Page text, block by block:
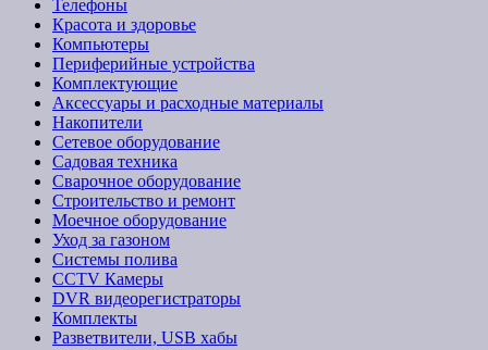
Телефоны
Красота и здоровье
Компьютеры
Периферийные устройства
Комплектующие
Аксессуары и расходные материалы
Накопители
Сетевое оборудование
Садовая техника
Сварочное оборудование
Строительство и ремонт
Моечное оборудование
Уход за газоном
Системы полива
CCTV Камеры
DVR видеорегистраторы
Комплекты
Разветвители, USB хабы